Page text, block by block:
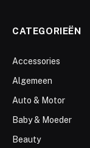
CATEGORIEËN
Accessories
Algemeen
Auto & Motor
Baby & Moeder
Beauty